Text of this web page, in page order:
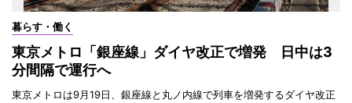
暮らす・働く
東京メトロ「銀座線」ダイヤ改正で増発 日中は3
分間隔で運行へ
東京メトロは9月19日、銀座線と丸ノ内線で列車を増発するダイヤ改正